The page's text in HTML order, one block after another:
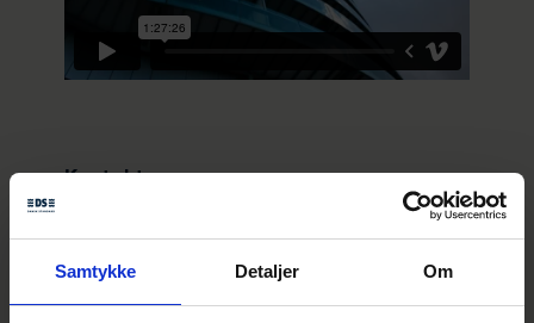
Samtykke Detaljer Om
Kontakt
Berit Aadal
Chefkonsulent, digitalisering
Standardisering | Digital & Bæredygtighed